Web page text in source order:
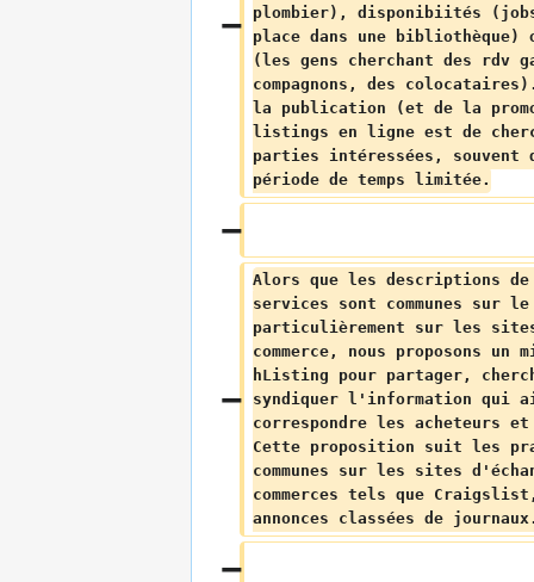
plombier), disponibiités
place dans une bibliothèque)
(les gens cherchant des rdv
compagnons, des
la publication (et de la
listings en ligne est de
parties intéressées, souvent
période de temps limitée.
Alors que les descriptions
services sont communes sur
particulièrement sur les
commerce, nous proposons un
hListing pour partager,
syndiquer l'information qui
correspondre les acheteurs
Cette proposition suit les
communes sur les sites
commerces tels que
annonces classées de